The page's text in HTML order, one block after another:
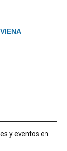
y eventos en